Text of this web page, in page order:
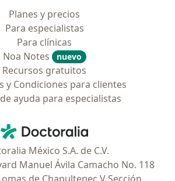
Planes y precios
Para especialistas
Para clínicas
Noa Notes
nuevo
Recursos gratuitos
y Condiciones para clientes
ayuda para especialistas
Doctoralia - Página de inicio
México S.A. de C.V.
Manuel Ávila Camacho No. 118